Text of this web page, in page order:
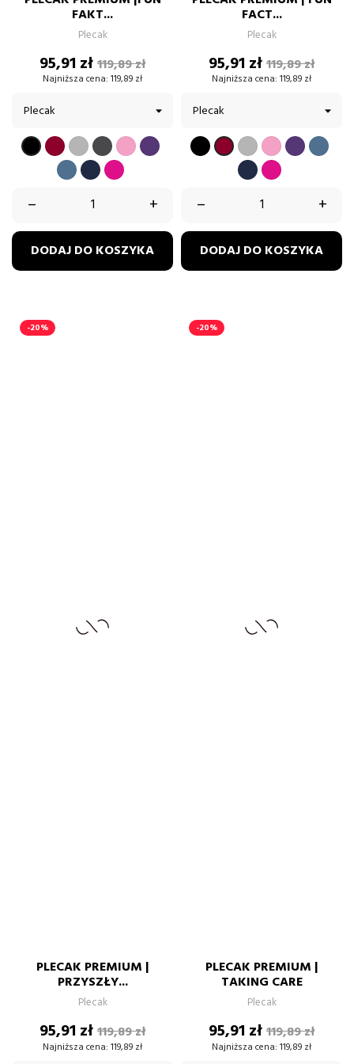
FAKT...
Plecak
Cena
95,91 złCena
podstawowa
119,89 zł
Najniższa cena: 119,89 zł
CZARNYBORDOWY
SZARYGRAFITPUDROWYFIOLETOWY
BŁĘKITNYGRANATOWY
FUKSJA
– +
DODAJ DO KOSZYKA
FACT...
Plecak
Cena
95,91 złCena
119,89 zł
Najniższa cena: 119,89 zł
CZARNYBORDOWY
SZARYPUDROWY
RÓŻ
GRANATOWY
FUKSJA
– +
DODAJ DO KOSZYKA
-20%
PLECAK PREMIUM |
PRZYSZŁY...
Plecak
Cena
95,91 złCena
podstawowa
119,89 zł
Najniższa cena: 119,89 zł
-20%
PLECAK PREMIUM |
TAKING CARE
Plecak
Cena
95,91 złCena
119,89 zł
Najniższa cena: 119,89 zł